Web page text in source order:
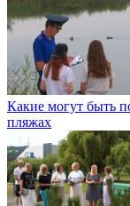
Какие могут быть
пляжах